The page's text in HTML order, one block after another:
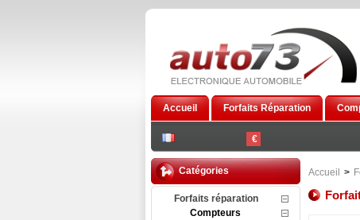
€
Accueil Forfaits Réparation
Catégories
Forfaits réparation
Compteurs
Accueil >